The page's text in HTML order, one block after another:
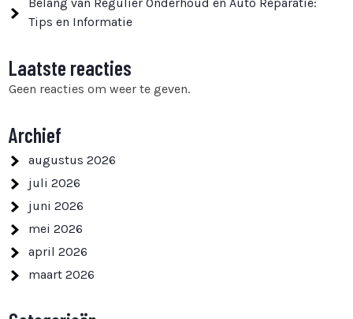
Tips en Informatie
Laatste reacties
Geen reacties om weer te geven.
Archief
augustus 2026
juli 2026
juni 2026
mei 2026
april 2026
maart 2026